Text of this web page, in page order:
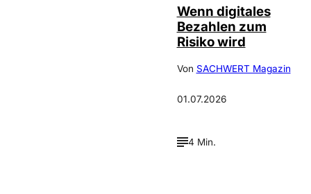
Wenn digitales
Bezahlen zum
Risiko wird
Von SACHWERT Magazin
01.07.2026
4 Min.